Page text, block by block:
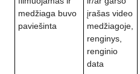
medžiaga buvo
paviešinta
įrašas video
medžiagoje,
renginys,
renginio
data